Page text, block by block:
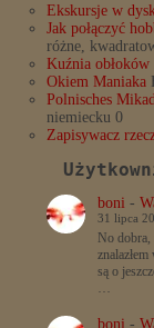
Ekskursje w
Jak połączyć
różne,
Kuźnia obłoków
Okiem Maniaka
Polnisches
niemiecku 0
Zapisywacz
boni-
31 lipca
No dobra,
są o
…
boni-